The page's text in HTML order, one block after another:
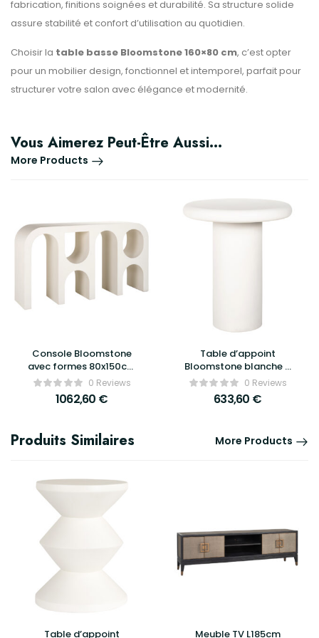
fabrication, finitions soignées et durabilité. Sa structure solide
assure stabilité et confort d’utilisation au quotidien.
Choisir la table basse Bloomstone 160×80 cm, c’est opter
pour un mobilier design, fonctionnel et intemporel, parfait pour
structurer votre salon avec élégance et modernité.
Vous Aimerez Peut-Être Aussi…
More Products
Console Bloomstone
avec formes 80x150cm
– Richmond Interiors
0 Reviews
1062,60 €
Table d’appoint
Bloomstone blanche –
Richmond Interiors
0 Reviews
633,60 €
Produits Similaires More Products
Table d’appoint
Meuble TV L185cm